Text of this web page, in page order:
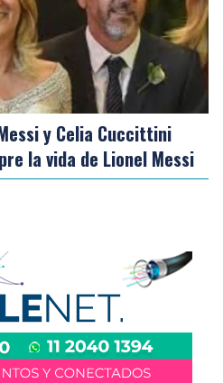
y Celia Cuccittini
la vida de Lionel Messi